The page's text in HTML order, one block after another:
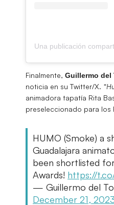
Finalmente, Guillermo del
noticia en su Twitter/X.
animadora tapatía Rita
preseleccionado para los
HUMO (Smoke) a
Guadalajara
been shortlisted
Awards! https://
— Guillermo del
December 21,